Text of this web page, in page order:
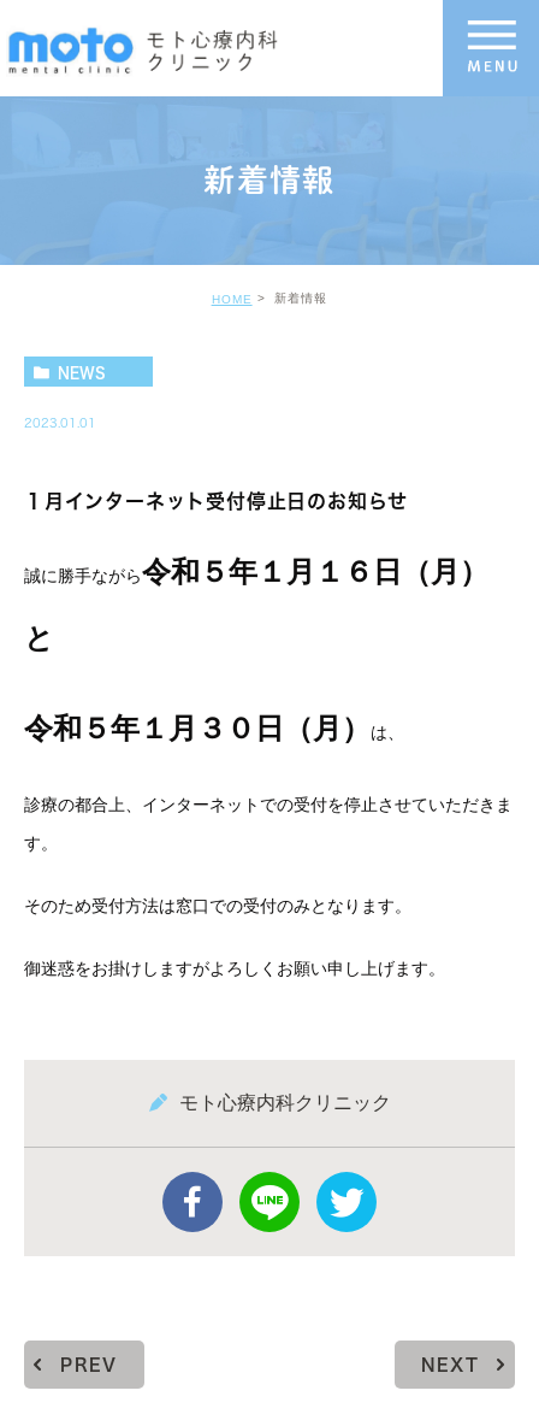
新着情報
HOME 新着情報
NEWS
2023.01.01
１月インターネット受付停止日のお知らせ
誠に勝手ながら令和５年１月１６日（月）
と
令和５年１月３０日（月） は、
診療の都合上、インターネットでの受付を停止させていただきま
す。
そのため受付方法は窓口での受付のみとなります。
御迷惑をお掛けしますがよろしくお願い申し上げます。
モト心療内科クリニック
PREV NEXT